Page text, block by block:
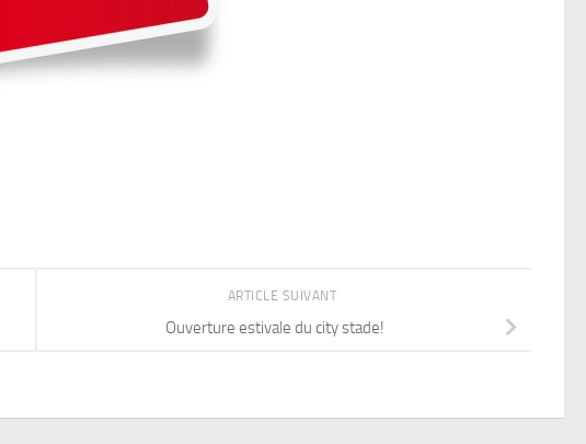
ARTICLE SUIVANT
Ouverture estivale du city stade!